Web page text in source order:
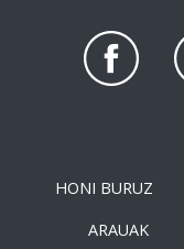
HONI BURUZ
ARAUAK